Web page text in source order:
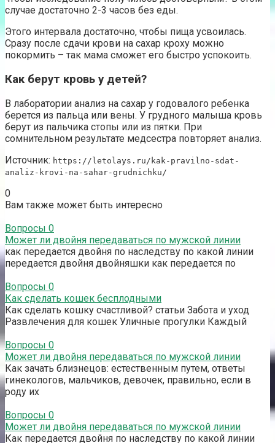
случае достаточно 2-3 часов без еды.
Этого интервала достаточно, чтобы пища усвоилась.
Сразу после сдачи крови на сахар кроху можно
покормить – так мама сможет его быстро успокоить.
Как берут кровь у детей?
В лаборатории анализ на сахар у годовалого ребенка
берется из пальца или вены. У грудного малыша кровь
берут из пальчика стопы или из пятки. При
сомнительном результате медсестра повторяет анализ.
Источник: https://letolays.ru/kak-pravilno-sdat-
analiz-krovi-na-sahar-grudnichku/
0
Вам также может быть интересно
Вопросы 0
Может ли двойня передаваться по мужской линии
как передается двойня по наследству по какой линии
передается двойня двойняшки как передается по
Вопросы 0
Как сделать кошек бесплодными
Как сделать кошку счастливой? статьи Забота и уход
Развлечения для кошек Уличные прогулки Каждый
Вопросы 0
Может ли двойня передаваться по мужской линии
Как зачать близнецов: естественным путем, ответы
гинекологов, мальчиков, девочек, правильно, если в
роду их
Вопросы 0
Может ли двойня передаваться по мужской линии
Как передается двойня по наследству по какой линии